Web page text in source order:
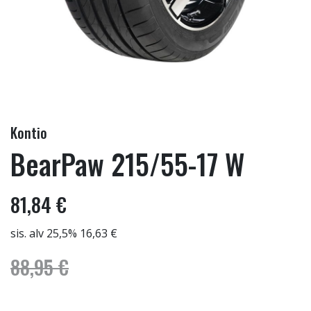
Kontio
BearPaw 215/55-17 W
81,84 €
sis. alv 25,5% 16,63 €
88,95 €